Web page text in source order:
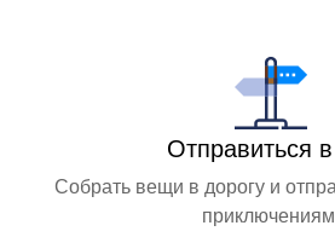
Отправиться
Собрать вещи в дорогу и